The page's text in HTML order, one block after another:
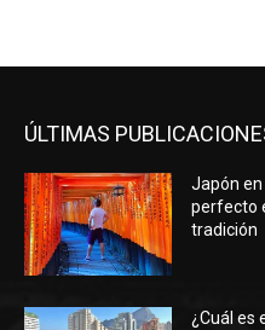
ÚLTIMAS
Japón
perfecto
tradición
¿Cuál es